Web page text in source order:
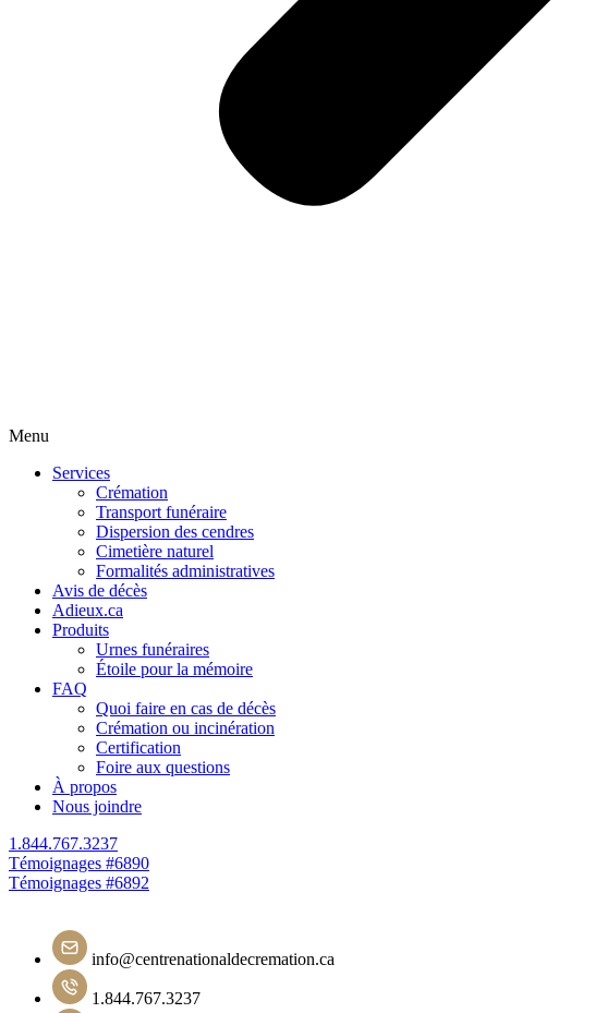
Menu
Services
Crémation
Transport funéraire
Dispersion des cendres
Cimetière naturel
Formalités administratives
Avis de décès
Adieux.ca
Produits
Urnes funéraires
Étoile pour la mémoire
FAQ
Quoi faire en cas de décès
Crémation ou incinération
Certification
Foire aux questions
À propos
Nous joindre
1.844.767.3237
Navigation
de
l'article
Témoignages #6890
Témoignages #6892
info@centrenationaldecremation.ca
1.844.767.3237